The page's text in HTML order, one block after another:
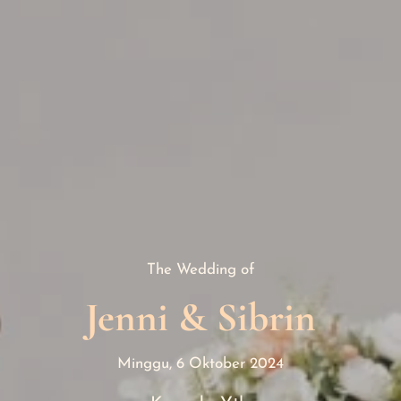
The Wedding of
Jenni & Sibrin
Minggu, 6 Oktober 2024
&